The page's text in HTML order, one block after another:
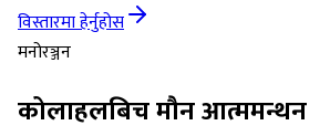
विस्तारमा हेर्नुहोस
मनोरञ्जन
कोलाहलबिच मौन आत्ममन्थन